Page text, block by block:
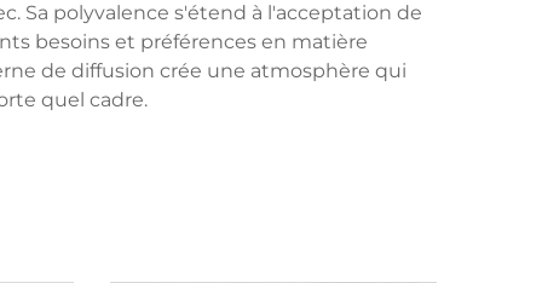
Sa polyvalence s'étend à l'acceptation de
besoins et préférences en matière
de diffusion crée une atmosphère qui
quel cadre.